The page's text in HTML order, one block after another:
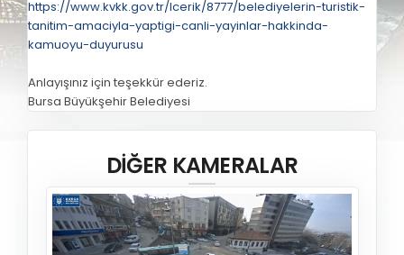
https://www.kvkk.gov.tr/Icerik/8777/belediyelerin-turistik-
tanitim-amaciyla-yaptigi-canli-yayinlar-hakkinda-
kamuoyu-duyurusu
Anlayışınız için teşekkür ederiz.
Bursa Büyükşehir Belediyesi
DİĞER KAMERALAR